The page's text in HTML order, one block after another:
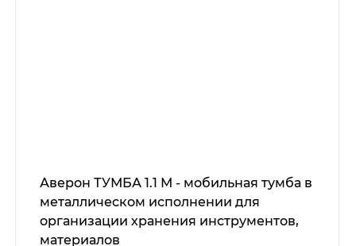
Аверон ТУМБА 1.1 М - мобильная тумба в
металлическом исполнении для
организации хранения инструментов,
материалов